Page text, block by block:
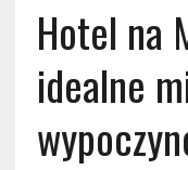
Hotel na
idealne